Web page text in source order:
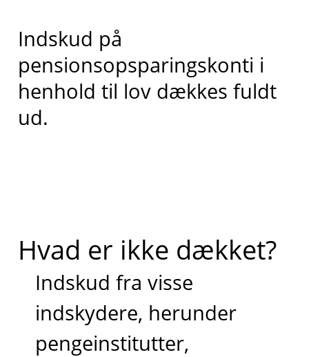
Indskud på
pensionsopsparingskonti i
henhold til lov dækkes fuldt
ud.
Hvad er ikke dækket?
Indskud fra visse
indskydere, herunder
pengeinstitutter,